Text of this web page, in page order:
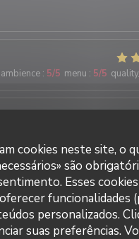
cookies neste site, o
são
Esses
personalizados.
suas preferências.
ambience : 5/5 menu : 5/5
ambience 5 menu 5/5